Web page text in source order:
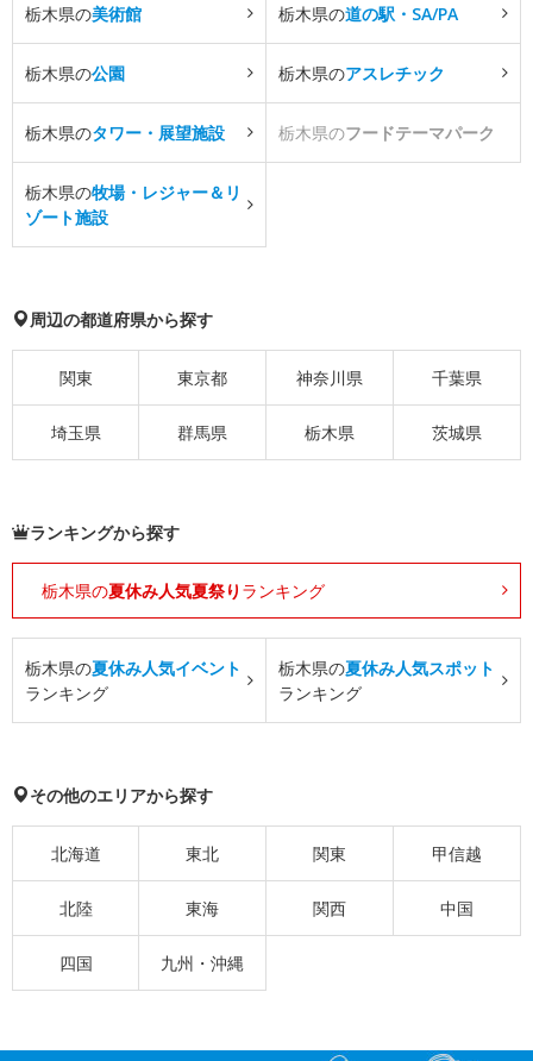
栃木県の美術館 栃木県の道の駅・SA/PA
栃木県の公園 栃木県のアスレチック
栃木県のタワー・展望施設 栃木県のフードテーマパーク
栃木県の牧場・レジャー＆リ
ゾート施設
周辺の都道府県から探す
関東 東京都 神奈川県 千葉県
埼玉県 群馬県 栃木県 茨城県
ランキングから探す
栃木県の夏休み人気夏祭り ランキング
栃木県の夏休み人気イベント
ランキング
栃木県の夏休み人気スポット
ランキング
その他のエリアから探す
北海道 東北 関東 甲信越
北陸 東海 関西 中国
四国 九州・沖縄